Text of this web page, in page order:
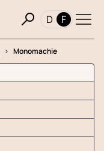
D F
Monomachie